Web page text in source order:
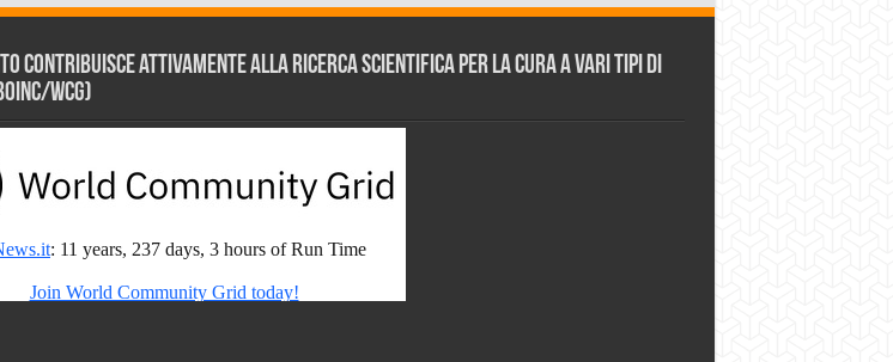
contribuisce attivamente alla ricerca scientifica per la cura a vari tipi di
WCG)